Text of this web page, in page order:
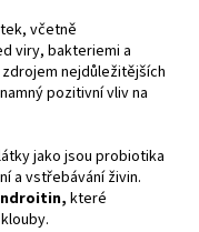
včetně
viry, bakteriemi a
nejdůležitějších
pozitivní vliv na
jako jsou probiotika
a vstřebávání živin.
které